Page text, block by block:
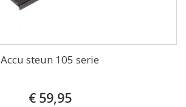
Accu steun 105 serie
€ 59,95